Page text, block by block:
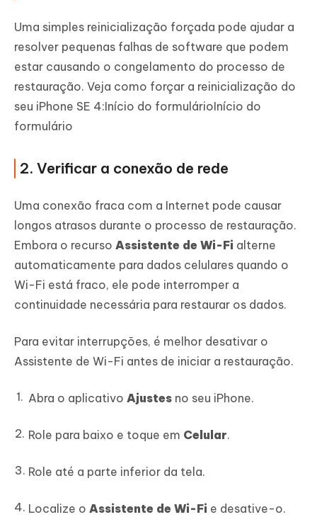
Uma simples reinicialização forçada pode ajudar a
resolver pequenas falhas de software que podem
estar causando o congelamento do processo de
restauração. Veja como forçar a reinicialização do
seu iPhone SE 4:Início do formulárioInício do
formulário
2. Verificar a conexão de rede
Uma conexão fraca com a Internet pode causar
longos atrasos durante o processo de restauração.
Embora o recurso Assistente de Wi-Fi alterne
automaticamente para dados celulares quando o
Wi-Fi está fraco, ele pode interromper a
continuidade necessária para restaurar os dados.
Para evitar interrupções, é melhor desativar o
Assistente de Wi-Fi antes de iniciar a restauração.
Abra o aplicativo Ajustes no seu iPhone.
Role para baixo e toque em Celular.
Role até a parte inferior da tela.
Localize o Assistente de Wi-Fi e desative-o.